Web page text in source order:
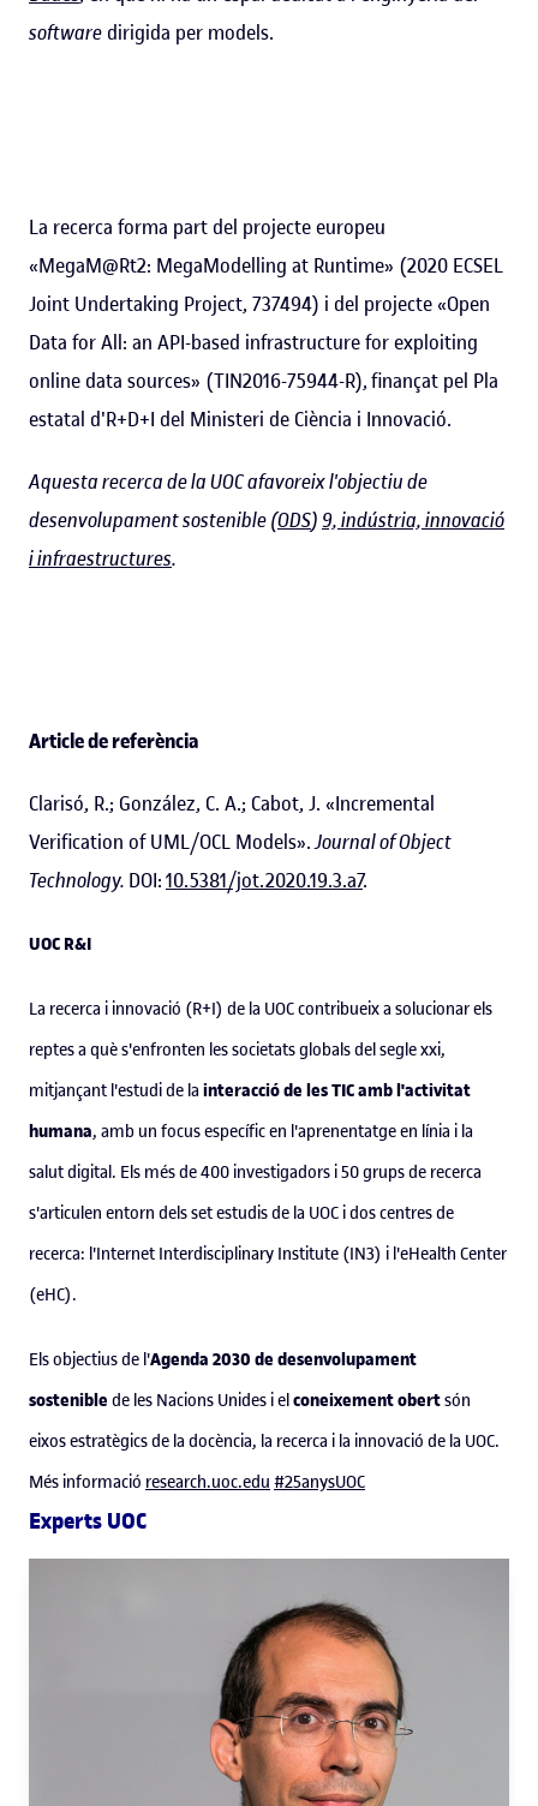
software dirigida per models.
La recerca forma part del projecte europeu
«MegaM@Rt2: MegaModelling at Runtime» (2020 ECSEL
Joint Undertaking Project, 737494) i del projecte «Open
Data for All: an API-based infrastructure for exploiting
online data sources» (TIN2016-75944-R), finançat pel Pla
estatal d'R+D+I del Ministeri de Ciència i Innovació.
Aquesta recerca de la UOC afavoreix l'objectiu de
desenvolupament sostenible (ODS)9, indústria, innovació
i infraestructures.
Article de referència
Clarisó, R.; González, C. A.; Cabot, J. «Incremental
Verification of UML/OCL Models».Journal of Object
Technology. DOI:10.5381/jot.2020.19.3.a7.
UOC R&I
La recerca i innovació (R+I) de la UOC contribueix a solucionar els
reptes a què s'enfronten les societats globals del seglexxi,
mitjançant l'estudi de la interacció de les TIC amb l'activitat
humana, amb un focus específic en l'aprenentatge en línia i la
salut digital. Els més de 400 investigadors i 50 grups de recerca
s'articulen entorn dels set estudis de la UOC i dos centres de
recerca: l'Internet Interdisciplinary Institute (IN3) i l'eHealth Center
(eHC).
Els objectius de l'Agenda 2030 de desenvolupament
sostenible de les Nacions Unides i elconeixement obertsón
eixos estratègics de la docència, la recerca i la innovació de la UOC.
Més informació research.uoc.edu #25anysUOC
Experts UOC